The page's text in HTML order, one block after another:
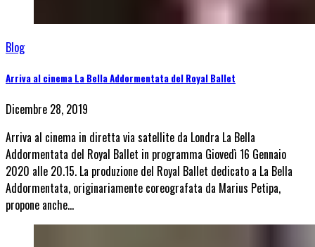
Blog
Arriva al cinema La Bella Addormentata del Royal Ballet
Dicembre 28, 2019
Arriva al cinema in diretta via satellite da Londra La Bella
Addormentata del Royal Ballet in programma Giovedì 16 Gennaio
2020 alle 20.15. La produzione del Royal Ballet dedicato a La Bella
Addormentata, originariamente coreografata da Marius Petipa,
propone anche…